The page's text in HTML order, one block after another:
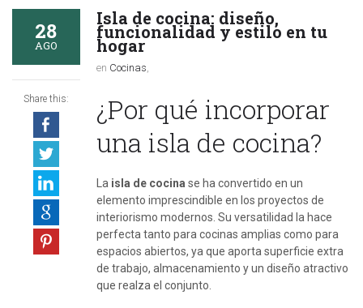
28
AGO
Share this:
Isla de cocina: diseño,
funcionalidad y estilo en tu
hogar
en Cocinas
¿Por qué incorporar
una isla de cocina?
La isla de cocina se ha convertido en un
elemento imprescindible en los proyectos de
interiorismo modernos. Su versatilidad la hace
perfecta tanto para cocinas amplias como para
espacios abiertos, ya que aporta superficie extra
de trabajo, almacenamiento y un diseño atractivo
que realza el conjunto.